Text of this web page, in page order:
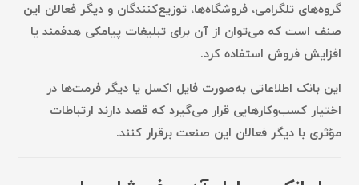
گروه‌های تلگرامی، فروشگاه‌ها، توزیع‌کنندگان و دیگر فعالان این
صنف است که می‌توان از آن برایتبلیغات پیامکی هدفمند یا
افزایش فروش استفاده کرد.
این بانک اطلاعاتی به‌صورت فایل اکسل یا دیگر فرمت‌ها در
اختیار کسب‌وکارهایی قرار می‌گیرد که قصد دارند ارتباطات
مؤثری با دیگر فعالان این صنعت برقرار کنند.